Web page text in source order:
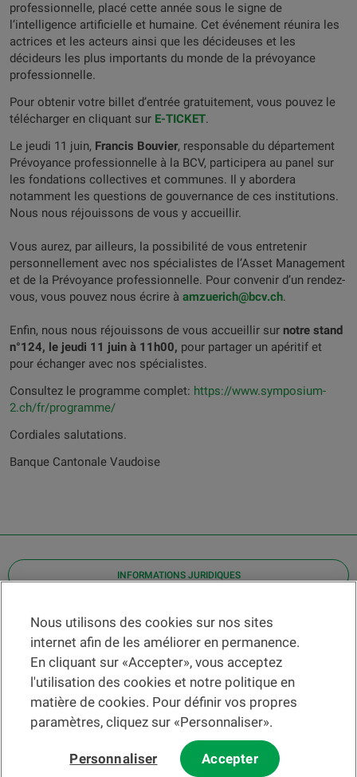
professionnelle, placé cette année sous le signe de
l’intelligence artificielle et humaine. Cet événement réunira les
actrices et les acteurs ainsi que les décideuses et les
décideurs les plus importants du monde de la prévoyance
professionnelle.
Pour obtenir votre billet d’entrée gratuitement, vous pouvez le
télécharger en cliquant sur E-TICKET.
Le jeudi 11 juin, Francis Bouvier, responsable du département
Prévoyance professionnelle à la BCV, participera au panel sur
les fondations collectives et communes. Il y abordera
notamment les questions de gouvernance de ces institutions.
Nous nous réjouissons de vous y accueillir.
Vous aurez, par ailleurs, la possibilité de vous entretenir
personnellement avec nos spécialistes de l’Asset Management
et de la Prévoyance professionnelle. Pour convenir d’un rendez-
vous, vous pouvez nous écrire à amzuerich@bcv.ch.
Enfin, nous nous réjouissons de vous accueillir sur notre stand
n°124, le jeudi 11 juin à 11h00, pour partager un apéritif et
pour échanger avec nos spécialistes.
Consultez le programme complet: https://www.symposium-
2.ch/fr/programme/
Cordiales salutations.
Banque Cantonale Vaudoise
INFORMATIONS JURIDIQUES
Contact
Localiser une agence
Aide
Actualités
Taux de change
Nous utilisons des cookies sur nos sites
internet afin de les améliorer en permanence.
En cliquant sur «Accepter», vous acceptez
l'utilisation des cookies et notre politique en
matière de cookies. Pour définir vos propres
paramètres, cliquez sur «Personnaliser».
Personnaliser Accepter